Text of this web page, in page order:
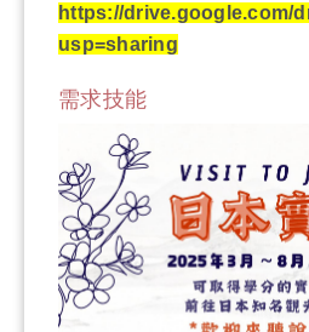
https://drive.google.com/
usp=sharing
需求技能